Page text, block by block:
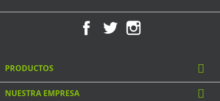
FacebookTwitter
PRODUCTOS 
NUESTRA EMPRESA 